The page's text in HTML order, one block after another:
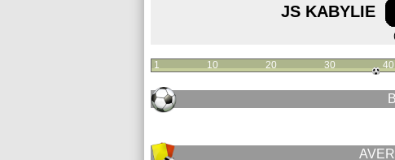
JS KABYLIE
1 10 20 30 40